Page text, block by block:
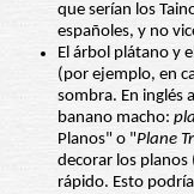
que serían los
españoles, y no
El árbol plátano y
(por ejemplo, en
sombra. En inglés
banano macho:
Planos" o "Plane
decorar los planos
rápido. Esto